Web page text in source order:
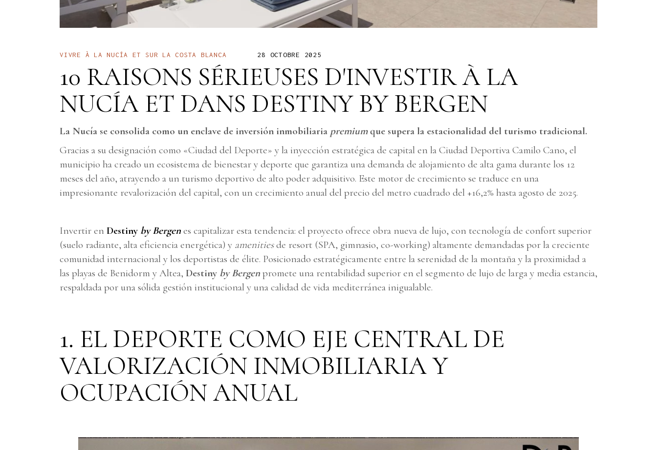
VIVRE À LA NUCÍA ET SUR LA COSTA BLANCA 28 OCTOBRE 2025
10 RAISONS SÉRIEUSES D'INVESTIR À LA
NUCÍA ET DANS DESTINY BY BERGEN
La Nucía se consolida como un enclave de inversión inmobiliaria premiumque supera la estacionalidad del turismo tradicional.
Gracias a su designación como «Ciudad del Deporte» y la inyección estratégica de capital en la Ciudad Deportiva Camilo Cano, el
municipio ha creado un ecosistema de bienestar y deporte que garantiza una demanda de alojamiento de alta gama durante los 12
meses del año, atrayendo a un turismo deportivo de alto poder adquisitivo. Este motor de crecimiento se traduce en una
impresionante revalorización del capital, con un crecimiento anual del precio del metro cuadrado del +16,2% hasta agosto de 2025.
Invertir en Destiny by Bergen es capitalizar esta tendencia: el proyecto ofrece obra nueva de lujo, con tecnología de confort superior
(suelo radiante, alta eficiencia energética) y amenitiesde resort (SPA, gimnasio, co-working) altamente demandadas por la creciente
comunidad internacional y los deportistas de élite. Posicionado estratégicamente entre la serenidad de la montaña y la proximidad a
las playas de Benidorm y Altea, Destiny by Bergen promete una rentabilidad superior en el segmento de lujo de larga y media estancia,
respaldada por una sólida gestión institucional y una calidad de vida mediterránea inigualable.
1. EL DEPORTE COMO EJE CENTRAL DE
VALORIZACIÓN INMOBILIARIA Y
OCUPACIÓN ANUAL